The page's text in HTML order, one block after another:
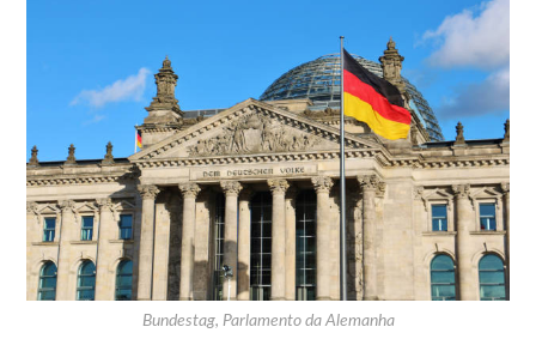
Bundestag, Parlamento da Alemanha